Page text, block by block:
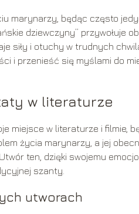
marynarzy, będąc często
dziewczyny” przywołuje
siły i otuchy w trudnych
i przenieść się myślami do
w literaturze
miejsce w literaturze i filmie,
życia marynarzy, a jej
ten, dzięki swojemu
szanty.
utworach